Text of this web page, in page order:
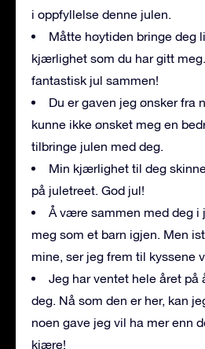
i oppfyllelse denne julen.
Måtte høytiden bringe deg
kjærlighet som du har gitt
fantastisk jul sammen!
Du er gaven jeg ønsker fra
kunne ikke ønsket meg en
tilbringe julen med deg.
Min kjærlighet til deg
på juletreet. God jul!
Å være sammen med deg i
meg som et barn igjen. Men
mine, ser jeg frem til kyssene
Jeg har ventet hele året på
deg. Nå som den er her, kan
noen gave jeg vil ha mer enn
kjære!